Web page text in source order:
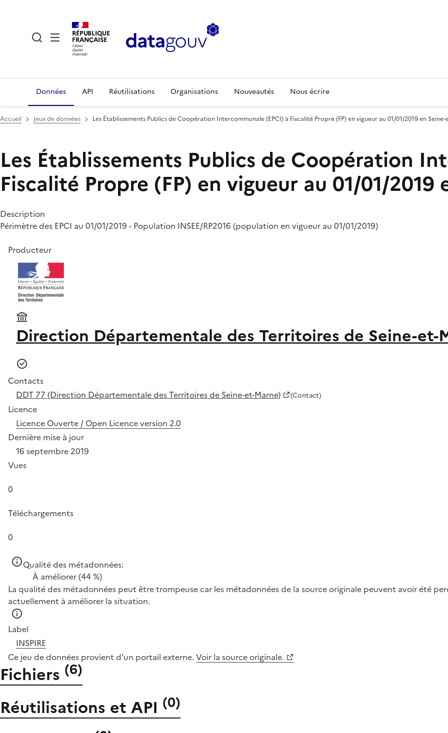
RÉPUBLIQUE
FRANÇAISE
Données API Réutilisations Organisations Nouveautés Nous écrire
Accueil Jeux de données Les Établissements Publics de Coopération Intercommunale (EPCI) à Fiscalité Propre (FP) en vigueur au 01/01/2019 en
Les Établissements Publics de Coopération
Fiscalité Propre (FP) en vigueur au 01/01/2019
Description
Périmètre des EPCI au 01/01/2019 - Population INSEE/RP2016 (population en vigueur au 01/01/2019)
Producteur
Direction Départementale des Territoires de Seine-et-
Contacts
DDT 77 (Direction Départementale des Territoires de Seine-et-Marne)
(Contact)
Licence
Licence Ouverte / Open Licence version 2.0
Dernière mise à jour
16 septembre 2019
Vues
0
Téléchargements
0
Qualité des métadonnées:
À améliorer(44 %)
La qualité des métadonnées peut être trompeuse car les métadonnées de la source originale peuvent avoir été
actuellement à améliorer la situation.
Label
INSPIRE
Ce jeu de données provient d'un portail externe. Voir la source originale.
Fichiers (6)
Réutilisations et API (0)